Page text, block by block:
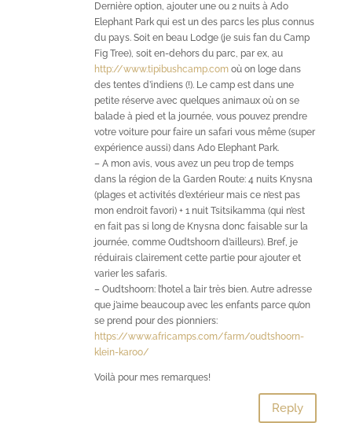
Dernière option, ajouter une ou 2 nuits à Ado
Elephant Park qui est un des parcs les plus connus
du pays. Soit en beau Lodge (je suis fan du Camp
Fig Tree), soit en-dehors du parc, par ex, au
http://www.tipibushcamp.comoù on loge dans
des tentes d’indiens (!). Le camp est dans une
petite réserve avec quelques animaux où on se
balade à pied et la journée, vous pouvez prendre
votre voiture pour faire un safari vous même (super
expérience aussi) dans Ado Elephant Park.
– A mon avis, vous avez un peu trop de temps
dans la région de la Garden Route: 4 nuits Knysna
(plages et activités d’extérieur mais ce n’est pas
mon endroit favori) + 1 nuit Tsitsikamma (qui n’est
en fait pas si long de Knysna donc faisable sur la
journée, comme Oudtshoorn d’ailleurs). Bref, je
réduirais clairement cette partie pour ajouter et
varier les safaris.
– Oudtshoorn: l’hotel a l’air très bien. Autre adresse
que j’aime beaucoup avec les enfants parce qu’on
se prend pour des pionniers:
https://www.africamps.com/farm/oudtshoorn-
klein-karoo/
Voilà pour mes remarques!
Reply